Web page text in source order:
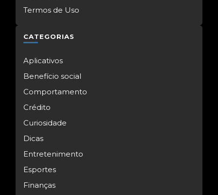
Termos de Uso
CATEGORIAS
Aplicativos
Benefício social
Comportamento
Crédito
Curiosidade
Dicas
Entretenimento
Esportes
Finanças